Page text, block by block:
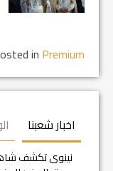
in Premium
اخبار شعبنا
نينوى تكشف